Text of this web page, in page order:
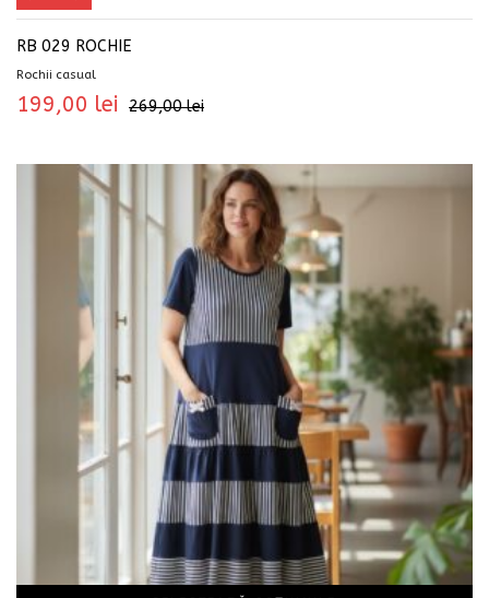
RB 029 ROCHIE
Rochii casual
269,00lei
199,00 lei